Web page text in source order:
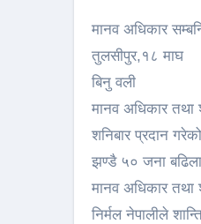
मानव अधिकार
तुलसीपुर,१८ माघ
बिनु वली
मानव अधिकार तथा
शनिबार प्रदान
झण्डै ५० जना
मानव अधिकार तथा
निर्मल नेपालीले